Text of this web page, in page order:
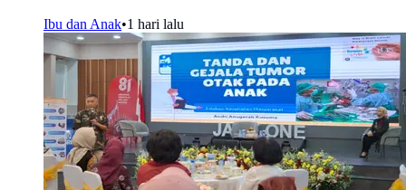
Ibu dan Anak•1 hari lalu